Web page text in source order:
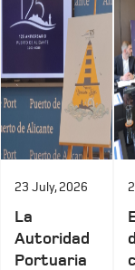
23 July, 2026
La
Autoridad
Portuaria